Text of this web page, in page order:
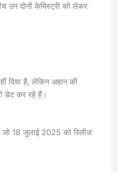
उन दोनों केमिस्ट्री को लेकर
दिया है, लेकिन अहान की
डेट कर रहे हैं।
18 जुलाई 2025 को रिलीज